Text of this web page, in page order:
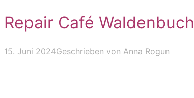
Repair Café Waldenbuch
15. Juni 2024Geschrieben von Anna Rogun